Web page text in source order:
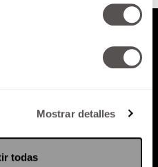
Mostrar detalles
todas
Privacidad
EVENTOS
TU ID